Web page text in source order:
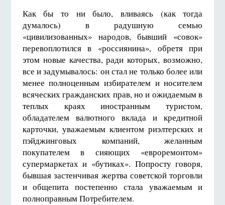
Как бы то ни было, вливаясь (как тогда
думалось) в радушную семью
«цивилизованных» народов, бывший «совок»
перевоплотился в «россиянина», обретя при
этом новые качества, ради которых, возможно,
все и задумывалось: он стал не только более или
менее полноценным избирателем и носителем
всяческих гражданских прав, но и ожидаемым в
теплых краях иностранным туристом,
обладателем валютного вклада и кредитной
карточки, уважаемым клиентом риэлтерских и
пэйджинговых компаний, желанным
покупателем в сияющих «евроремонтом»
супермаркетах и «бутиках». Попросту говоря,
бывшая застенчивая жертва советской торговли
и общепита постепенно стала уважаемым и
полноправным Потребителем.